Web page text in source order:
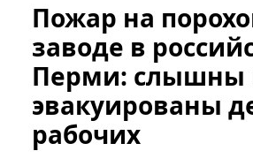
Пожар на
заводе в
Перми: слышны
эвакуированы
рабочих